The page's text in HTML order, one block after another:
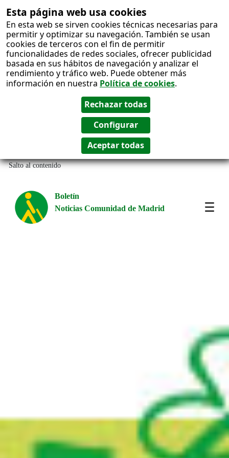
Esta página web usa cookies
En esta web se sirven cookies técnicas necesarias para
permitir y optimizar su navegación. También se usan
cookies de terceros con el fin de permitir
funcionalidades de redes sociales, ofrecer publicidad
basada en sus hábitos de navegación y analizar el
rendimiento y tráfico web. Puede obtener más
información en nuestra Política de cookies.
Salto al contenido
Boletín
Noticias Comunidad de Madrid